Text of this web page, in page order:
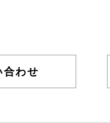
合わせ